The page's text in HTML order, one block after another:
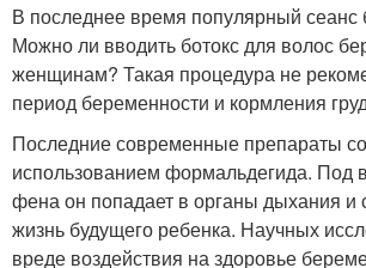
В последнее время популярный сеанс
Можно ли вводить ботокс для волос
женщинам? Такая процедура не
период беременности и кормления
Последние современные препараты
использованием формальдегида. Под
фена он попадает в органы дыхания и
жизнь будущего ребенка. Научных
вреде воздействия на здоровье